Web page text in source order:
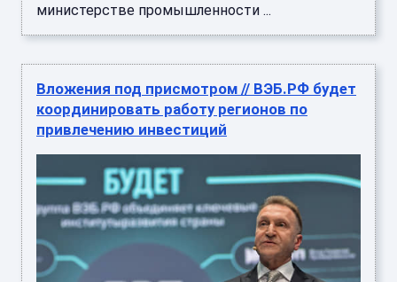
министерстве промышленности ...
Вложения под присмотром // ВЭБ.РФ будет
координировать работу регионов по
привлечению инвестиций